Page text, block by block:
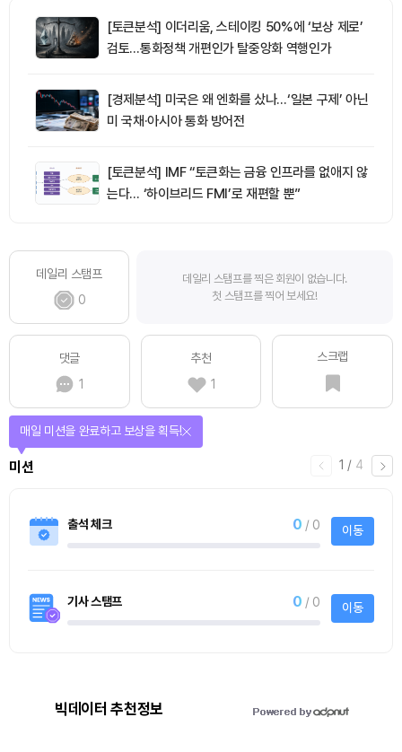
[토큰분석] 이더리움, 스테이킹 50%에 ‘보상 제로’
검토…통화정책 개편인가 탈중앙화 역행인가
[경제분석] 미국은 왜 엔화를 샀나…‘일본 구제’ 아닌
미 국채·아시아 통화 방어전
[토큰분석] IMF “토큰화는 금융 인프라를 없애지 않
는다… ‘하이브리드 FMI’로 재편할 뿐”
데일리 스탬프
0
데일리 스탬프를 찍은 회원이 없습니다.
첫 스탬프를 찍어 보세요!
댓글
1
추천
1
스크랩
1 / 4
미션
매일 미션을 완료하고 보상을 획득!
출석 체크 0 / 0 이동
기사 스탬프 0 / 0 이동
빅데이터 추천정보